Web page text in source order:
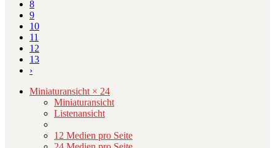
8
9
10
11
12
13
›
Miniaturansicht × 24
Miniaturansicht
Listenansicht
12 Medien pro Seite